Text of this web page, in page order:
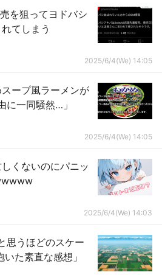
を狙ってヨドバシ
てしまう
2025/6/4(We) 14:05
スープ風ラーメンが
に一同騒然…」
2025/6/4(We) 14:05
くないのにパニッ
2025/6/4(We) 14:03
思うほどのスケー
た素直な感想」